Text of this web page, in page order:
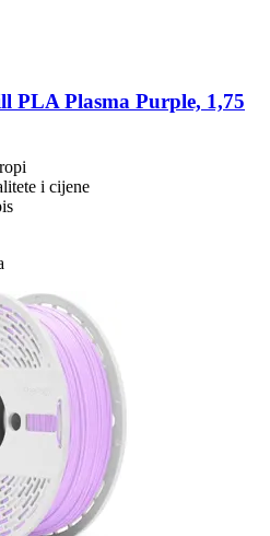
PLA Plasma Purple, 1,75
i cijene